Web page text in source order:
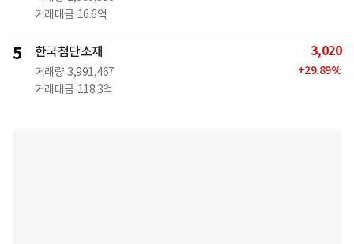
거래대금 16.6억
5 한국첨단소재
거래량 3,991,467
거래대금 118.3억
3,020
+29.89%